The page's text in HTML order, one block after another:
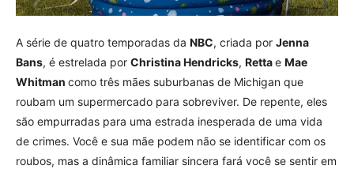
A série de quatro temporadas da NBC, criada por Jenna
Bans, é estrelada por Christina Hendricks, Rettae Mae
Whitman como três mães suburbanas de Michigan que
roubam um supermercado para sobreviver. De repente, eles
são empurradas para uma estrada inesperada de uma vida
de crimes. Você e sua mãe podem não se identificar com os
roubos, mas a dinâmica familiar sincera fará você se sentir em